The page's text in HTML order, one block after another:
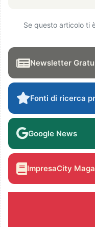
Se questo articolo ti
Newsletter
Fonti di ricerca
Google News
ImpresaCity